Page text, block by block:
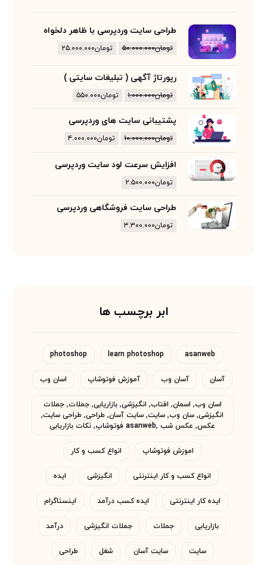
طراحی سایت وردپرسی با ظاهر دلخواه
تومان۵۰.۰۰۰.۰۰۰ تومان۲۵.۰۰۰.۰۰۰
رپورتاژ آگهی ( تبلیغات سایتی )
تومان۱.۰۰۰.۰۰۰ تومان۵۵۰.۰۰۰
پشتیبانی سایت های وردپرسی
تومان۱۰.۰۰۰.۰۰۰ تومان۴.۰۰۰.۰۰۰
افزایش سرعت لود سایت وردپرسی
تومان۲.۵۰۰.۰۰۰
طراحی سایت فروشگاهی وردپرسی
تومان۳.۳۰۰.۰۰۰
ابر برچسب ها
asanweb
learn photoshop
photoshop
آسان آسان وب آموزش فوتوشاپ اسان وب
اسان وب٬ اسمان٬ افتاب٬ انگیزشی٬ بازاریابی٬ جملات٬ جملات
انگیزشی٬ سان وب٬ سایت٬ سایت آسان٬ طراحی٬ طراحی سایت٬
عکس٬ عکس شب asanweb٬ فوتوشاپ٬ نکات بازاریابی
اموزش فوتوشاپ انواع کسب و کار
انواع کسب و کار اینترنتی انگیزشی ایده
ایده کار اینترنتی ایده کسب درآمد اینستاگرام
بازاریابی جملات جملات انگیزشی درآمد
سایت سایت آسان شغل طراحی